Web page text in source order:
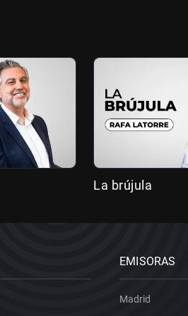
La brújula
EMISORAS
Madrid